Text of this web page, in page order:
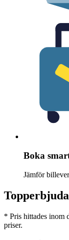
Boka
Jämför
* Pris hittades inom
priser.